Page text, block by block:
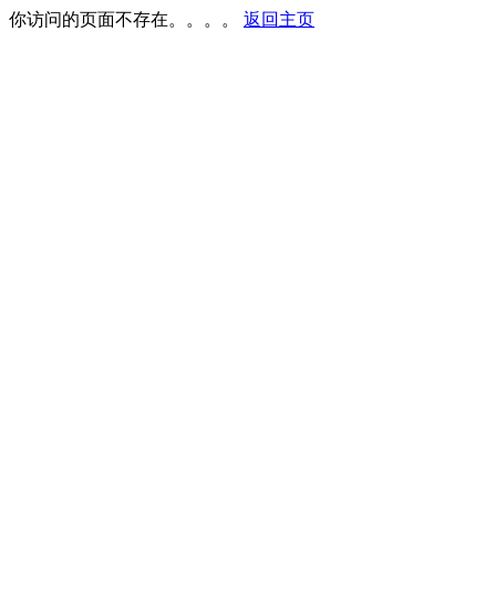
你访问的页面不存在。。。。 返回主页